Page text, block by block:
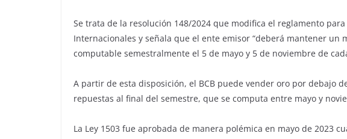
Se trata de la resolución 148/2024 que modifica el reglamento
Internacionales y señala que el ente emisor “deberá mantener un
computable semestralmente el 5 de mayo y 5 de noviembre de
A partir de esta disposición, el BCB puede vender oro por debajo
repuestas al final del semestre, que se computa entre mayo y
La Ley 1503 fue aprobada de manera polémica en mayo de 2023